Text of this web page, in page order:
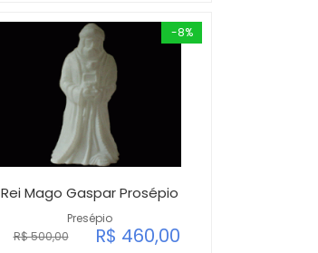
-8%
Presépio
Rei Mago Gaspar Prosépio
R$ 500,00 R$ 460,00